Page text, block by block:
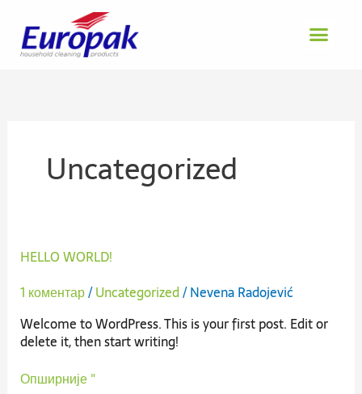
садржај
Uncategorized
HELLO WORLD!
1 коментар/Uncategorized/Nevena Radojević
Welcome to WordPress. This is your first post. Edit or
delete it, then start writing!
Hello
world!
Опширније "